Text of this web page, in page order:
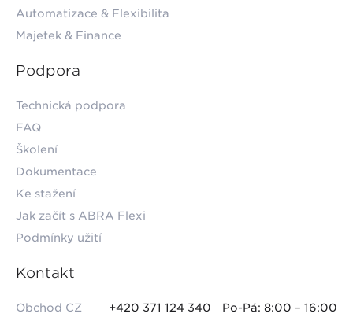
Automatizace & Flexibilita
Majetek & Finance
Podpora
Technická podpora
FAQ
Školení
Dokumentace
Ke stažení
Jak začít s ABRA Flexi
Podmínky užití
Kontakt
Obchod CZ +420 371 124 340 Po-Pá: 8:00 – 16:00